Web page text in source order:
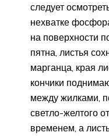
следует
нехватке
на поверхности
пятна, листья
марганца, края
кончики
между жилками,
светло-желтого
временем, а